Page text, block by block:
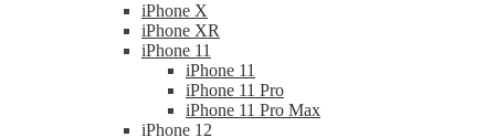
iPhone X
iPhone XR
iPhone 11
iPhone 11
iPhone 11 Pro
iPhone 11 Pro Max
iPhone 12